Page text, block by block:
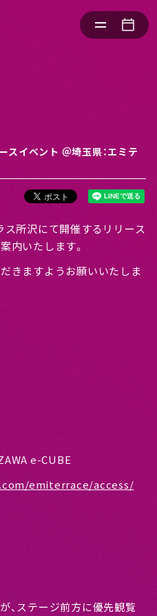
スイベント ＠埼玉県：エミテ
ス所沢にて開催するリリース
内いたします。
きますようお願いいたしま
e-CUBE
emiterrace/access/
、ステージ前方に優先観覧